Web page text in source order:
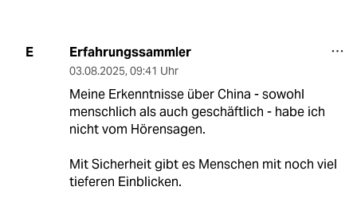
E Erfahrungssammler
03.08.2025, 09:41 Uhr
Meine Erkenntnisse über China - sowohl
menschlich als auch geschäftlich - habe ich
nicht vom Hörensagen.
Mit Sicherheit gibt es Menschen mit noch viel
tieferen Einblicken.